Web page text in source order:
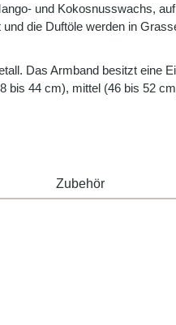
und Kokosnusswachs,
die Duftöle werden in
Das Armband besitzt eine
bis 44 cm), mittel (46 bis 52
Zubehör